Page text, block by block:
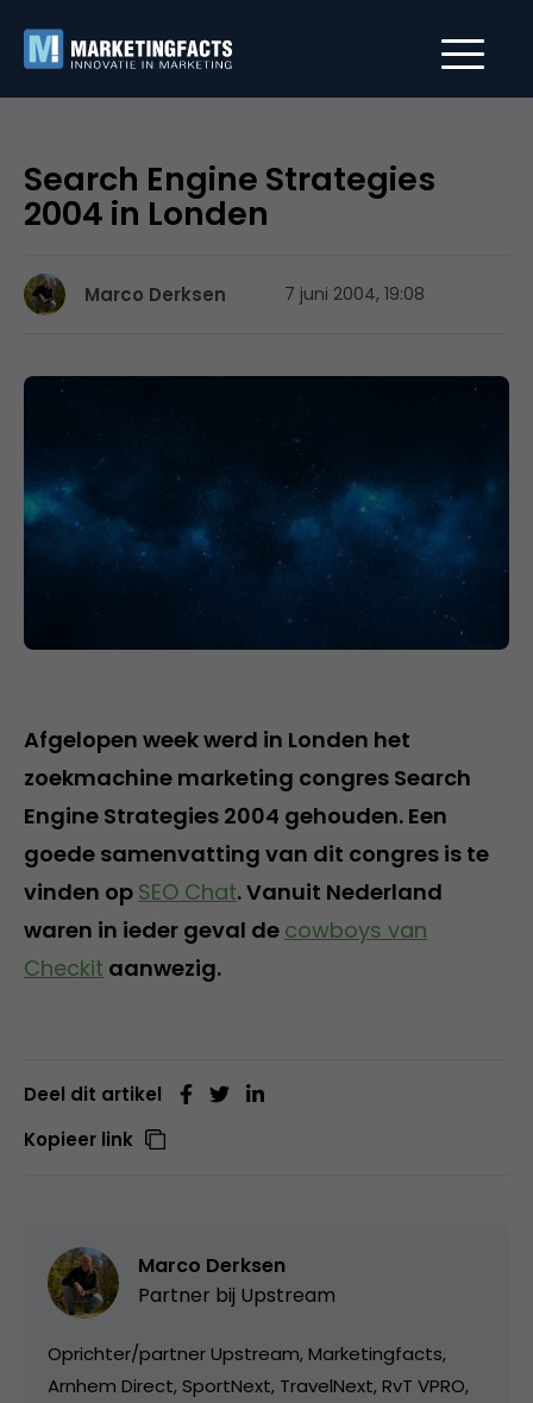
Search Engine Strategies
2004 in Londen
Marco Derksen 7 juni 2004, 19:08
Afgelopen week werd in Londen het
zoekmachine marketing congres Search
Engine Strategies 2004 gehouden. Een
goede samenvatting van dit congres is te
vinden op SEO Chat. Vanuit Nederland
waren in ieder geval de cowboys van
Checkit aanwezig.
Deel dit artikel
Kopieer link
Marco Derksen
Partner bij Upstream
Oprichter/partner Upstream, Marketingfacts,
Arnhem Direct, SportNext, TravelNext, RvT VPRO,